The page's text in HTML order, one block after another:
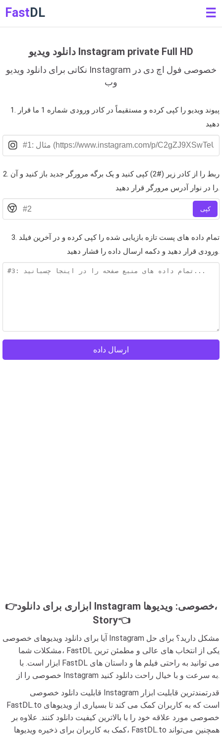
Fast DL ☰
دانلود ویدیو Instagram private Full HD
نکاتی برای دانلود ویدیو Instagram خصوصی فول اچ دی در
وب
1. پیوند ویدیو را کپی کرده و مستقیماً در کادر ورودی شماره 1 ما قرار
دهید
2. ربط را از کادر زیر (#2) کپی کنید و یک برگه مرورگر جدید باز کنید و آن
را در نوار آدرس مرورگر قرار دهید.
کپی
3. تمام داده های پست تازه بازیابی شده را کپی کرده و در آخرین فیلد
ورودی قرار دهید و دکمه ارسال داده را فشار دهید.
ارسال داده
👉ابزاری برای دانلود Instagram خصوصی: ویدیوها،
Story👈
آیا برای دانلود ویدیوهای خصوصی Instagram مشکل دارید؟ برای حل
مشکلات شما، FastDL یکی از انتخاب های عالی و مطمئن ترین
ابزار است. با FastDL می توانید به راحتی فیلم ها و داستان های
خصوصی را از Instagram به سرعت و با خیال راحت دانلود کنید.
قابلیت دانلود خصوصی Instagram قدرتمندترین قابلیت ابزار
FastDL.to است که به کاربران کمک می کند تا بسیاری از ویدیوهای
خصوصی مورد علاقه خود را با بالاترین کیفیت دانلود کنند. علاوه بر
کمک به کاربران برای ذخیره ویدیوها، FastDL.to همچنین می‌تواند